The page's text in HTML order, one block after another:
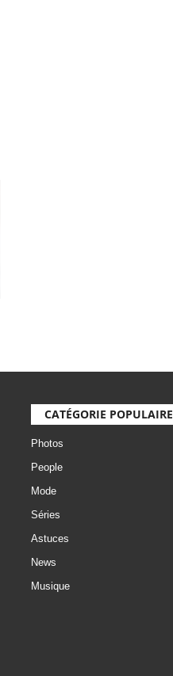
CATÉGORIE POPULAIRE
Photos
People
Mode
Séries
Astuces
News
Musique